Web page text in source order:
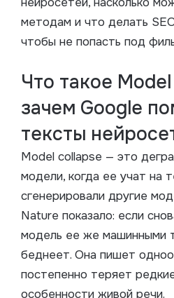
методам и что делать
чтобы не попасть под
Что такое
зачем Google
тексты
Model collapse — это
модели, когда ее учат на
сгенерировали другие
Nature показало: если
модель ее же машинными
беднеет. Она пишет
постепенно теряет
особенности живой речи.